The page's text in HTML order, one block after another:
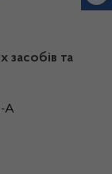
засобів та
А